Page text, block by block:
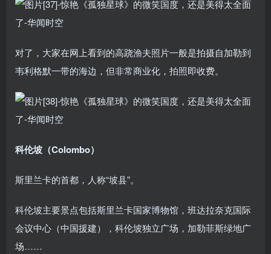
对了，大家在网上看到的高跷渔夫照片一般是拍摄自加勒到
韦利格默一带的海边，但非常商业化，拍照即收费。
科伦坡（Colombo）
斯里兰卡的首都，人称“坡县”。
科伦坡主要景点包括斯里兰卡国家博物馆，班达拉奈克国际
会议中心（中国援建），科伦坡独立广场，加勒菲斯绿地广
场……